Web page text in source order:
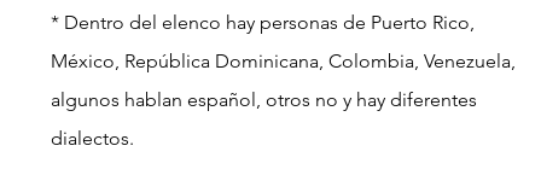
* Dentro del elenco hay personas de Puerto Rico,
México, República Dominicana, Colombia, Venezuela,
algunos hablan español, otros no y hay diferentes
dialectos.